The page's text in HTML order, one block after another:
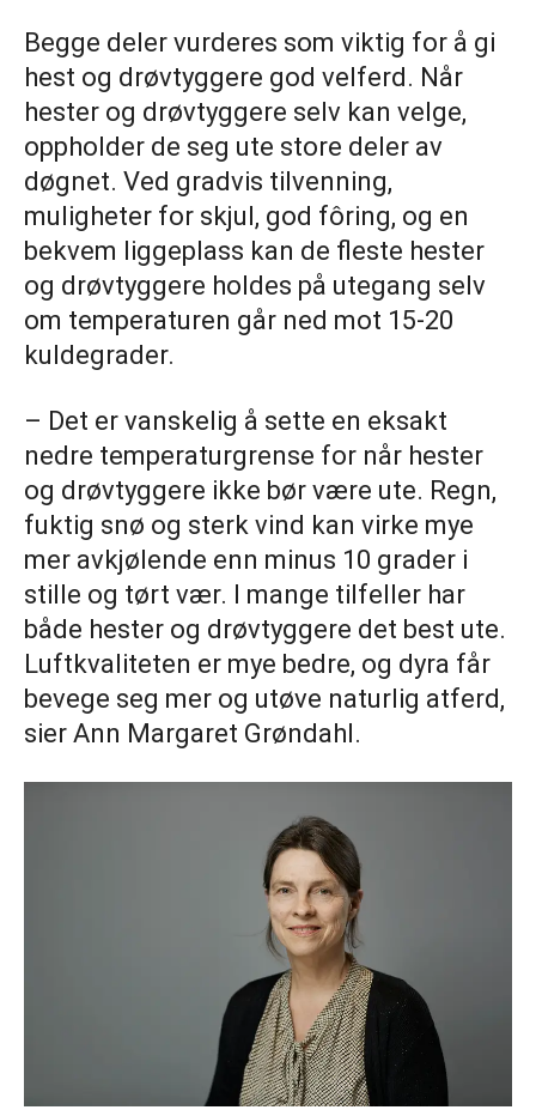
Begge deler vurderes som viktig for å gi
hest og drøvtyggere god velferd. Når
hester og drøvtyggere selv kan velge,
oppholder de seg ute store deler av
døgnet. Ved gradvis tilvenning,
muligheter for skjul, god fôring, og en
bekvem liggeplass kan de fleste hester
og drøvtyggere holdes på utegang selv
om temperaturen går ned mot 15-20
kuldegrader.
– Det er vanskelig å sette en eksakt
nedre temperaturgrense for når hester
og drøvtyggere ikke bør være ute. Regn,
fuktig snø og sterk vind kan virke mye
mer avkjølende enn minus 10 grader i
stille og tørt vær. I mange tilfeller har
både hester og drøvtyggere det best ute.
Luftkvaliteten er mye bedre, og dyra får
bevege seg mer og utøve naturlig atferd,
sier Ann Margaret Grøndahl.